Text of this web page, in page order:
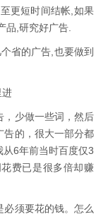
更短时间结帐,如果
品,研究好广告.
省的广告,也要做到
进
，少做一些词，然后
告的，很大一部分都
6年前当时百度仅3
费已是很多倍却赚
须要花的钱。怎么